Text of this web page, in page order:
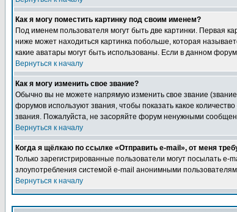
Как я могу поместить картинку под своим именем?
Под именем пользователя могут быть две картинки. Первая
ниже может находиться картинка побольше, которая
какие аватары могут быть использованы. Если в данном
Вернуться к началу
Как я могу изменить свое звание?
Обычно вы не можете напрямую изменить свое звание
форумов используют звания, чтобы показать какое
звания. Пожалуйста, не засоряйте форум ненужными
Вернуться к началу
Когда я щёлкаю по ссылке «Отправить e-mail», от меня
Только зарегистрированные пользователи могут посылать
злоупотребления системой e-mail анонимными
Вернуться к началу